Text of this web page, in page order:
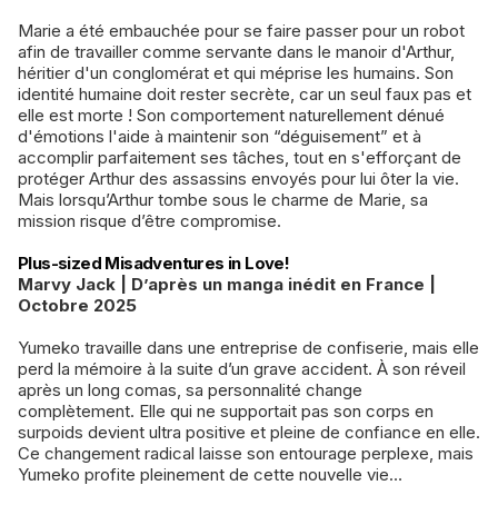
Marie a été embauchée pour se faire passer pour un robot
afin de travailler comme servante dans le manoir d'Arthur,
héritier d'un conglomérat et qui méprise les humains. Son
identité humaine doit rester secrète, car un seul faux pas et
elle est morte ! Son comportement naturellement dénué
d'émotions l'aide à maintenir son “déguisement” et à
accomplir parfaitement ses tâches, tout en s'efforçant de
protéger Arthur des assassins envoyés pour lui ôter la vie.
Mais lorsqu’Arthur tombe sous le charme de Marie, sa
mission risque d’être compromise.
Plus-sized Misadventures in Love!
Marvy Jack | D’après un manga inédit en France |
Octobre 2025
Yumeko travaille dans une entreprise de confiserie, mais elle
perd la mémoire à la suite d’un grave accident. À son réveil
après un long comas, sa personnalité change
complètement. Elle qui ne supportait pas son corps en
surpoids devient ultra positive et pleine de confiance en elle.
Ce changement radical laisse son entourage perplexe, mais
Yumeko profite pleinement de cette nouvelle vie…